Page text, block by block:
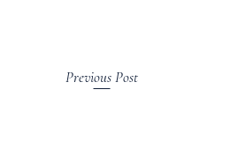
Previous Post